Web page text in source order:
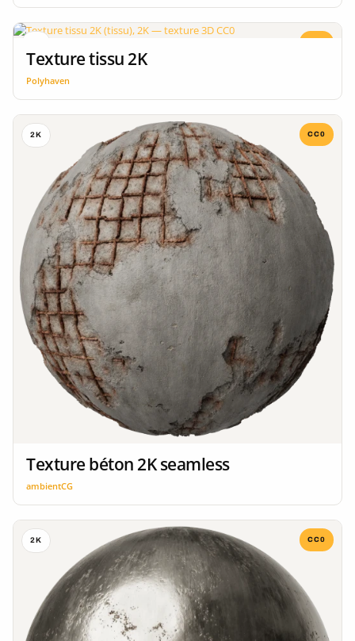
Texture tissu 2K
Polyhaven
2K CC0
Texture béton 2K seamless
ambientCG
2K CC0